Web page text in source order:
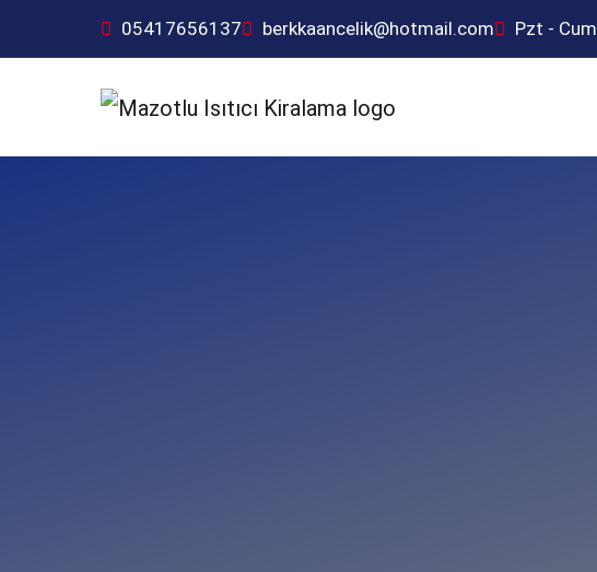
05417656137 berkkaancelik@hotmail.com Pzt -